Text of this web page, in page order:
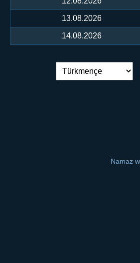
13.08.2026
14.08.2026
Dil çalşyryş:
Namaz